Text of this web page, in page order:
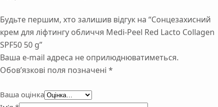
Будьте першим, хто залишив відгук на “Сонцезахисний
крем для ліфтингу обличчя Medi-Peel Red Lacto Collagen
SPF50 50 g”
Ваша e-mail адреса не оприлюднюватиметься.
Обов’язкові поля позначені *
Ваша оцінка